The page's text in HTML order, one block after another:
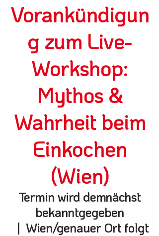
Vorankündigun
g zum Live-
Workshop:
Mythos &
Wahrheit beim
Einkochen
(Wien)
Termin wird demnächst
bekanntgegeben
  |
Wien/genauer Ort folgt